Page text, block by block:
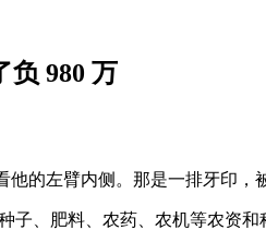
负 980 万
的左臂内侧。那是一排牙印，
、肥料、农药、农机等农资